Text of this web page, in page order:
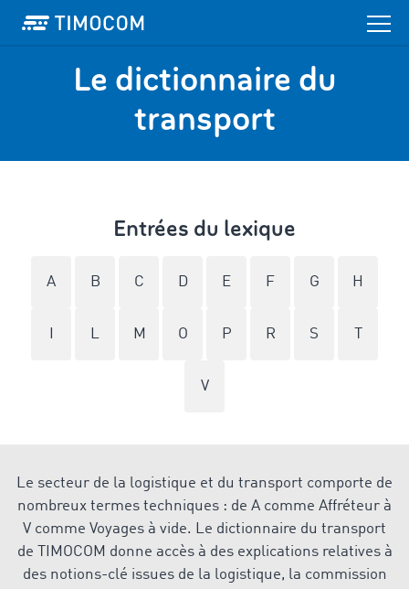
Le dictionnaire du
transport
Entrées du lexique
A B C D E F G H
L M O P R S
V
Le secteur de la logistique et du transport comporte de
nombreux termes techniques : de A comme Affréteur à
V comme Voyages à vide. Le dictionnaire du transport
de TIMOCOM donne accès à des explications relatives à
des notions-clé issues de la logistique, la commission